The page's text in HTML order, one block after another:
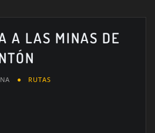
A LAS MINAS DE
RUTAS